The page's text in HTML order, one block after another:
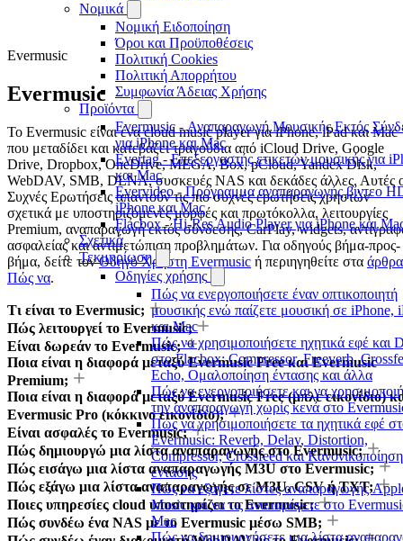
Νομικά
Νομική Ειδοποίηση
Όροι και Προϋποθέσεις
Πολιτική Cookies
Πολιτική Απορρήτου
Συμφωνία Άδειας Χρήσης
Προϊόντα
Evermusic - Αναπαραγωγή Μουσικής Εκτός
για iPhone και Mac
Evertag - Επεξεργαστής ετικετών μουσικής για
και Mac
Evervideo - Πρόγραμμα αναπαραγωγής βίντεο
iPhone και Mac
Flacbox - Hi-Res Audio Player για iPhone και
Σχετικά
Τεκμηρίωση
Οδηγίες χρήσης
Πώς να ενεργοποιήσετε έναν οπτικοποιητή
μουσικής ενώ παίζετε μουσική σε iPhone,
και Mac
Πώς να χρησιμοποιήσετε ηχητικά εφέ και
στο Flacbox: Compressor, Freeverb,
Echo, Ομαλοποίηση έντασης και άλλα
Πώς να ενεργοποιήσετε και να
την αναπαραγωγή χωρίς κενά στο
Πώς να χρησιμοποιήσετε τα ηχητικά εφέ
Evermusic: Reverb, Delay, Distortion,
Compressor, Crossfeed και Κανονικοποίηση
έντασης
Πώς να εξάγετε λίστες αναπαραγωγής
Music και να τις αναπαράγετε στο
Mac
Πώς να δημιουργήσετε μια λίστα
Evermusic
Evermusic
Το Evermusic είναι ένα cloud music player για iPhone, iPad και Mac
που μεταδίδει και κατεβάζει τραγούδια από iCloud Drive, Google
Drive, Dropbox, OneDrive, MEGA, Box, pCloud, Yandex Disk,
WebDAV, SMB, DLNA, συσκευές NAS και δεκάδες άλλες. Αυτές
Συχνές Ερωτήσεις απαντούν τις πιο συχνές ερωτήσεις χρηστών
σχετικά με υποστηριζόμενες μορφές και πρωτόκολλα, λειτουργίες
Premium, αναπαραγωγή εκτός σύνδεσης, CarPlay, widgets,
ασφαλείας και αντιμετώπιση προβλημάτων. Για οδηγούς βήμα-προς-
βήμα, δείτε τονΟδηγό Χρήστη Evermusic ή περιηγηθείτε στα άρθρα
Πώς να.
Τι είναι το Evermusic;
Πώς λειτουργεί το Evermusic;
Είναι δωρεάν το Evermusic;
Ποια είναι η διαφορά μεταξύ Evermusic Free και Evermusic
Premium;
Ποια είναι η διαφορά μεταξύ Evermusic Free (μπλε εικονίδιο)
Evermusic Pro (κόκκινο εικονίδιο);
Είναι ασφαλές το Evermusic;
Πώς δημιουργώ μια λίστα αναπαραγωγής στο Evermusic;
Πώς εισάγω μια λίστα αναπαραγωγής M3U στο Evermusic;
Πώς εξάγω μια λίστα αναπαραγωγής σε M3U, CSV ή TXT;
Ποιες υπηρεσίες cloud υποστηρίζει το Evermusic;
Πώς συνδέω ένα NAS με το Evermusic μέσω SMB;